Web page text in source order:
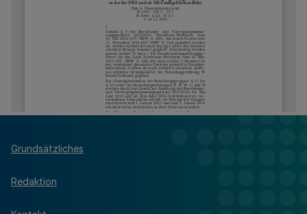
Grundsätzliches
Redaktion